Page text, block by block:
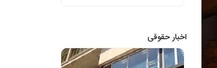
اخبار حقوقی